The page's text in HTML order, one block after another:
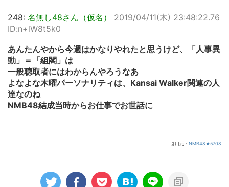
248: 名無し48さん（仮名）
2019/04/11(木) 23:48:22.76
ID:n+lW8t5k0
あんたんやから今週はかなりやれたと思うけど、「人事異
動」＝「組閣」は
一般聴取者にはわからんやろうなあ
よなよな木曜パーソナリティは、Kansai Walker関連の人
達なのね
NMB48結成当時からお仕事でお世話に
引用元： NMB48★5708